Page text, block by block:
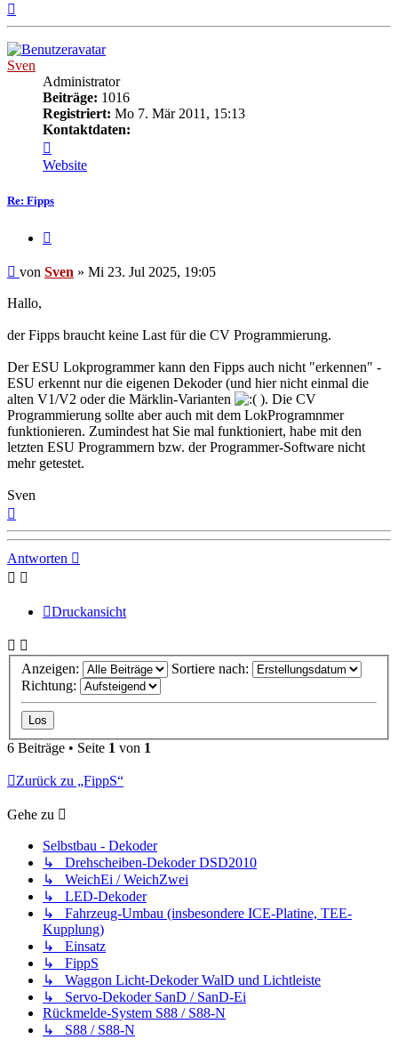
oben
Sven
Administrator
Beiträge: 1016
Registriert: Mo 7. Mär 2011, 15:13
Kontaktdaten:
von
Sven
Website
Re: Fipps
Beitrag
von Sven » Mi 23. Jul 2025, 19:05
Hallo,
der Fipps braucht keine Last für die CV Programmierung.
Der ESU Lokprogrammer kann den Fipps auch nicht "erkennen" -
ESU erkennt nur die eigenen Dekoder (und hier nicht einmal die
alten V1/V2 oder die Märklin-Varianten
). Die CV
Programmierung sollte aber auch mit dem LokProgramnmer
funktionieren. Zumindest hat Sie mal funktioniert, habe mit den
letzten ESU Programmern bzw. der Programmer-Software nicht
mehr getestet.
Sven
Antworten
Druckansicht
Anzeigen:
Sortiere nach:
Richtung:
6 Beiträge • Seite 1 von 1
Zurück zu „FippS“
Gehe zu
Selbstbau - Dekoder
↳ Drehscheiben-Dekoder DSD2010
↳ WeichEi / WeichZwei
↳ LED-Dekoder
↳ Fahrzeug-Umbau (insbesondere ICE-Platine, TEE-
Kupplung)
↳ Einsatz
↳ FippS
↳ Waggon Licht-Dekoder WalD und Lichtleiste
↳ Servo-Dekoder SanD / SanD-Ei
Rückmelde-System S88 / S88-N
↳ S88 / S88-N